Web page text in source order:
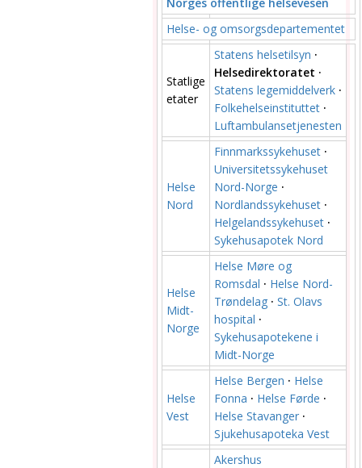
Helse- og omsorgsdepartementet
Statlige
etater
Statens helsetilsyn ·
Helsedirektoratet ·
Statens legemiddelverk ·
Folkehelseinstituttet ·
Luftambulansetjenesten
Helse
Nord
Finnmarkssykehuset ·
Universitetssykehuset
Nord-Norge ·
Nordlandssykehuset ·
Helgelandssykehuset ·
Sykehusapotek Nord
Helse
Midt-
Norge
Helse Møre og
Romsdal · Helse Nord-
Trøndelag · St. Olavs
hospital ·
Sykehusapotekene i
Midt-Norge
Helse
Vest
Helse Bergen · Helse
Fonna · Helse Førde ·
Helse Stavanger ·
Sjukehusapoteka Vest
Akershus